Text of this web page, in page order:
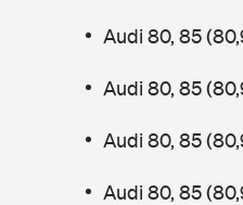
Audi 80, 85
Audi 80, 85
Audi 80, 85
Audi 80, 85